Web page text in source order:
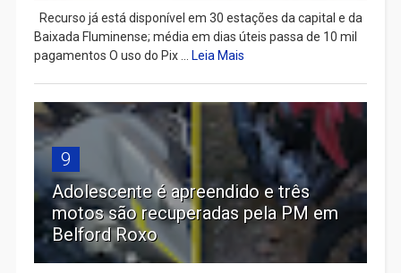
Recurso já está disponível em 30 estações da capital e da
Baixada Fluminense; média em dias úteis passa de 10 mil
pagamentos O uso do Pix ...
Leia Mais
9
Adolescente é apreendido e três
motos são recuperadas pela PM em
Belford Roxo